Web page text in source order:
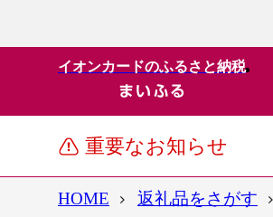
イオンカードのふるさと納税
重要なお知らせ
HOME 返礼品をさがす